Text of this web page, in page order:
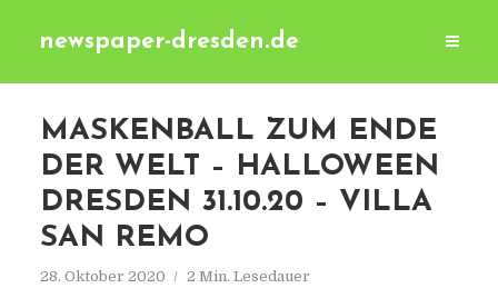
newspaper-dresden.de
MASKENBALL ZUM ENDE
DER WELT – HALLOWEEN
DRESDEN 31.10.20 – VILLA
SAN REMO
28. Oktober 2020 2 Min. Lesedauer